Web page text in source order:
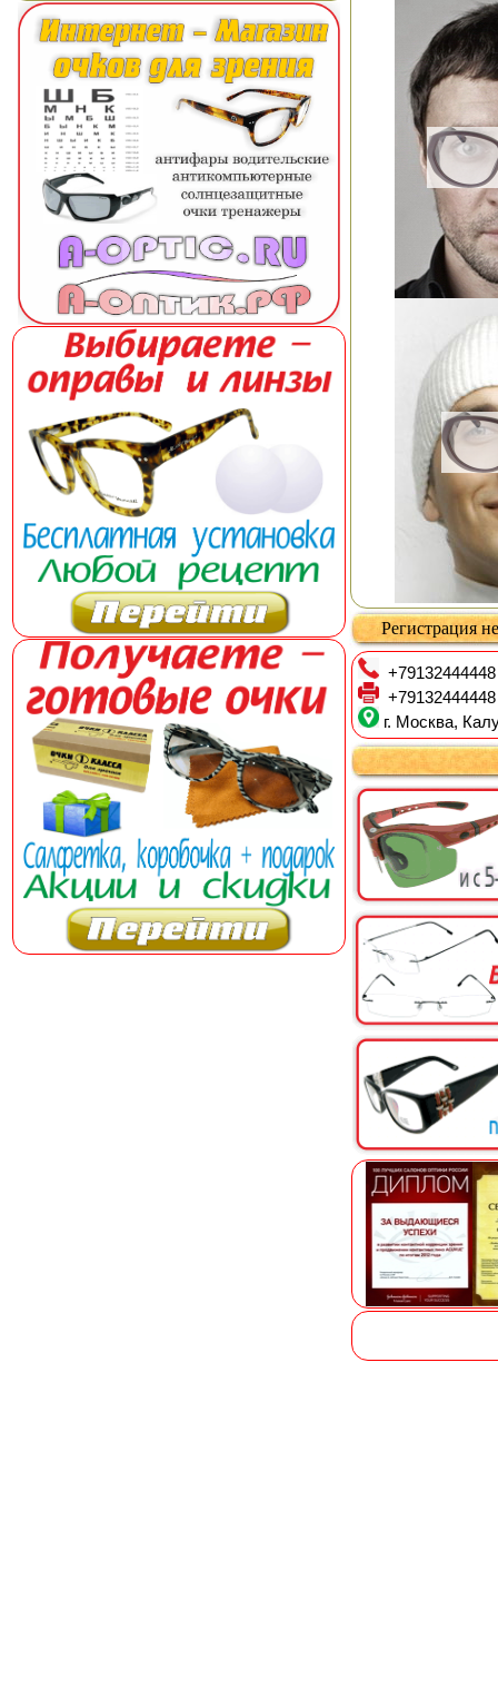
Регистрация
+79132444448
+79132444448
г. Москва,